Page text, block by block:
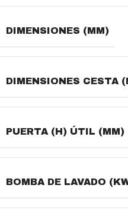
DIMENSIONES (MM)
DIMENSIONES CESTA
PUERTA (H) ÚTIL (MM)
BOMBA DE LAVADO